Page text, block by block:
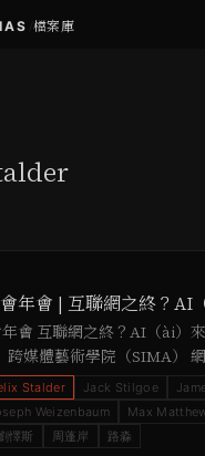
檔案庫
年會 | 互聯網之終？AI
會 互聯網之終？AI（ài）
跨媒體藝術學院（SIMA）
黃孫權 學術委員會 李凱生
蓬岸 引言 / 黃孫權教授 第十
，而是對秩序更替的審問：
Stalder Jack Stilgoe
Weizenbaum Max
懌斯 周蓬岸 路淼